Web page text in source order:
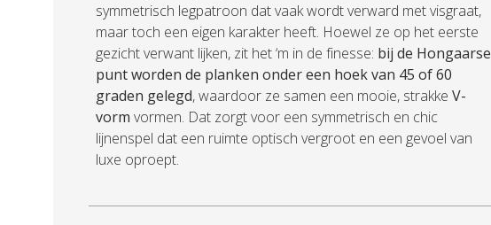
symmetrisch legpatroon dat vaak wordt verward met visgraat,
maar toch een eigen karakter heeft. Hoewel ze op het eerste
gezicht verwant lijken, zit het ‘m in de finesse: bij de Hongaarse
punt worden de planken onder een hoek van 45 of 60
graden gelegd, waardoor ze samen een mooie, strakke V-
vorm vormen. Dat zorgt voor een symmetrisch en chic
lijnenspel dat een ruimte optisch vergroot en een gevoel van
luxe oproept.